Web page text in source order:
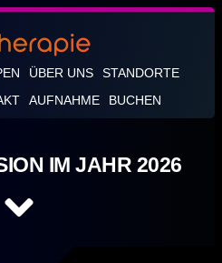
ÜBER UNS
STANDORTE
AUFNAHME BUCHEN
IM JAHR 2026